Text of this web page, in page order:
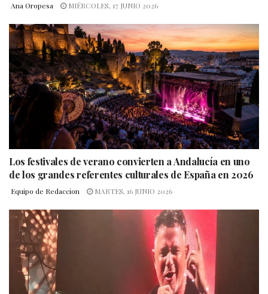
Ana Oropesa MIÉRCOLES, 17 JUNIO 2026
Los festivales de verano convierten a Andalucía en uno
de los grandes referentes culturales de España en 2026
Equipo de Redaccion MARTES, 16 JUNIO 2026